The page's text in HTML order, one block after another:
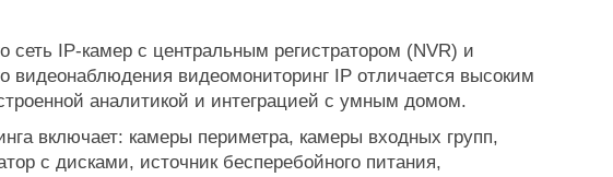
IP-камер с центральным регистратором (NVR) и
видеонаблюдения видеомониторинг IP отличается высоким
аналитикой и интеграцией с умным домом.
включает: камеры периметра, камеры входных групп,
с дисками, источник бесперебойного питания,